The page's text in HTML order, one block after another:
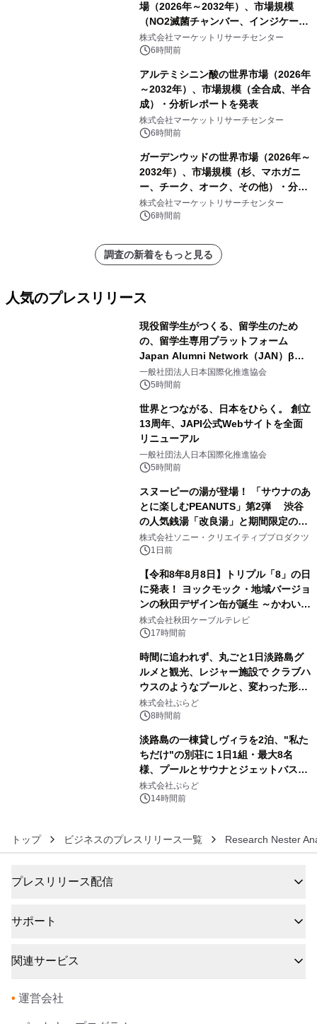
場（2026年～2032年）、市場規模
（NO2滅菌チャンバー、インジケータ
ーおよびモニタリングシステム、その
他）・分析レポートを発表
株式会社マーケットリサーチセンター
6時間前
アルテミシニン酸の世界市場（2026年
～2032年）、市場規模（全合成、半合
成）・分析レポートを発表
株式会社マーケットリサーチセンター
6時間前
ガーデンウッドの世界市場（2026年～
2032年）、市場規模（杉、マホガニ
ー、チーク、オーク、その他）・分析
レポートを発表
株式会社マーケットリサーチセンター
6時間前
調査の新着をもっと見る
人気のプレスリリース
現役留学生がつくる、留学生のため
の、留学生専用プラットフォーム
Japan Alumni Network（JAN）β版
をリリース
一般社団法人日本国際化推進協会
5時間前
世界とつながる、日本をひらく。 創立
13周年、JAPI公式Webサイトを全面
リニューアル
一般社団法人日本国際化推進協会
5時間前
スヌーピーの湯が登場！ 「サウナのあ
とに楽しむPEANUTS」第2弾 渋谷
の人気銭湯「改良湯」と期間限定のコ
ラボレーション サウナイキタイコラ
ボグッズも発売決定！
株式会社ソニー・クリエイティブプロダクツ
1日前
【令和8年8月8日】トリプル「8」の日
に発表！ ヨックモック・地域バージョ
ンの秋田デザイン缶が誕生 ～かわいい
秋田犬の子犬と秋田の四季と名所を巡
るパッケージ～ 9月1日(火)秋田県内で
販売開始
株式会社秋田ケーブルテレビ
17時間前
時間に追われず、丸ごと1日淡路島グ
ルメと観光、レジャー施設で クラブハ
ウスのようなプールと、変わった形の
サウナも 「THE BOXY AWAJI」のお
得な素泊まり連泊プランで
株式会社ぷらど
8時間前
淡路島の一棟貸しヴィラを2泊、"私た
ちだけ"の別荘に 1日1組・最大8名
様、プールとサウナとジェットバス付
きで Villa Mon Temps AWAJIの連泊
素泊りプラン
株式会社ぷらど
14時間前
トップ ビジネスのプレスリリース一覧 Research Nester
プレスリリース配信
サポート
関連サービス
• 運営会社